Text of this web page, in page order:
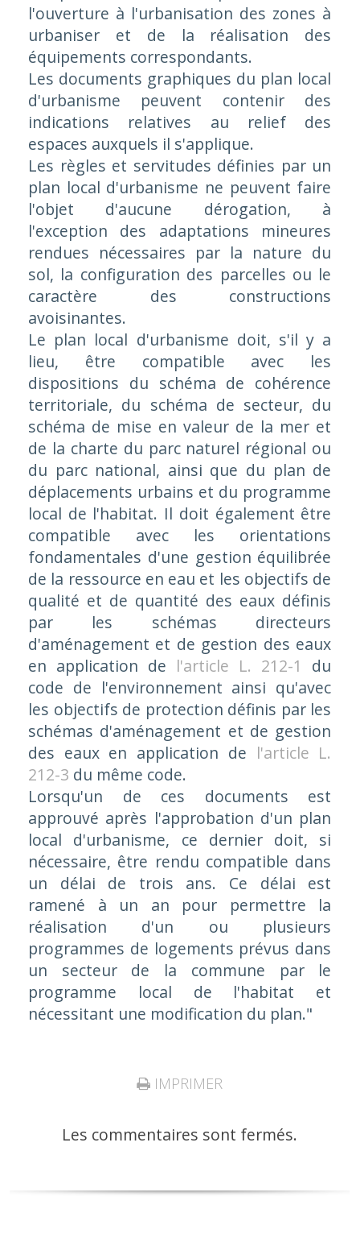
l'ouverture à l'urbanisation des zones à
urbaniser et de la réalisation des
équipements correspondants.
Les documents graphiques du plan local
d'urbanisme peuvent contenir des
indications relatives au relief des
espaces auxquels il s'applique.
Les règles et servitudes définies par un
plan local d'urbanisme ne peuvent faire
l'objet d'aucune dérogation, à
l'exception des adaptations mineures
rendues nécessaires par la nature du
sol, la configuration des parcelles ou le
caractère des constructions
avoisinantes.
Le plan local d'urbanisme doit, s'il y a
lieu, être compatible avec les
dispositions du schéma de cohérence
territoriale, du schéma de secteur, du
schéma de mise en valeur de la mer et
de la charte du parc naturel régional ou
du parc national, ainsi que du plan de
déplacements urbains et du programme
local de l'habitat. Il doit également être
compatible avec les orientations
fondamentales d'une gestion équilibrée
de la ressource en eau et les objectifs de
qualité et de quantité des eaux définis
par les schémas directeurs
d'aménagement et de gestion des eaux
en application de l'article L. 212-1
du
code de l'environnement ainsi qu'avec
les objectifs de protection définis par les
schémas d'aménagement et de gestion
des eaux en application de l'article L.
212-3 du même code.
Lorsqu'un de ces documents est
approuvé après l'approbation d'un plan
local d'urbanisme, ce dernier doit, si
nécessaire, être rendu compatible dans
un délai de trois ans. Ce délai est
ramené à un an pour permettre la
réalisation d'un ou plusieurs
programmes de logements prévus dans
un secteur de la commune par le
programme local de l'habitat et
nécessitant une modification du plan."
IMPRIMER
Les commentaires sont fermés.